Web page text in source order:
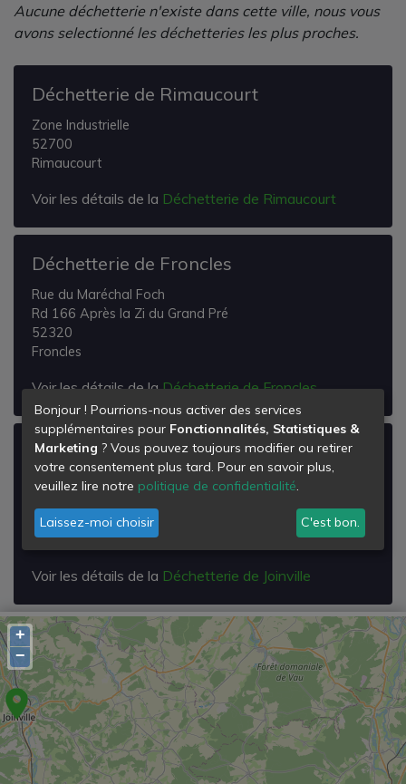
Aucune déchetterie n'existe dans cette ville, nous vous
avons selectionné les déchetteries les plus proches.
Déchetterie de Rimaucourt
Zone Industrielle
52700
Rimaucourt
Voir les détails de la Déchetterie de Rimaucourt
Déchetterie de Froncles
Rue du Maréchal Foch
Rd 166 Après la Zi du Grand Pré
52320
Froncles
Voir les détails de laDéchetterie de Froncles
Déchetterie de Joinville
Parc d'Activité du Rongeant
52300
Joinville
Voir les détails de la Déchetterie de Joinville
+
−
Bonjour ! Pourrions-nous activer des services
supplémentaires pour Fonctionnalités, Statistiques &
Marketing ? Vous pouvez toujours modifier ou retirer
votre consentement plus tard. Pour en savoir plus,
veuillez lire notre politique de confidentialité.
Laissez-moi choisir C'est bon.